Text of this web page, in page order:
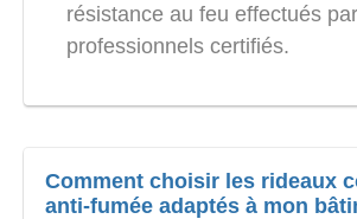
résistance au feu effectués
professionnels certifiés.
Comment choisir les rideaux
anti-fumée adaptés à mon